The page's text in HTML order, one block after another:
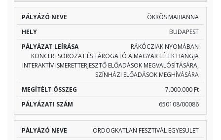
ÖKRÖS MARIANNA
BUDAPEST
RÁKÓCZIAK NYOMÁBAN
KONCERTSOROZAT ÉS TÁROGATÓ A MAGYAR LÉLEK HANGJA
INTERAKTÍV ISMERETTERJESZTŐ ELŐADÁSOK MEGVALÓSÍTÁSÁRA,
SZÍNHÁZI ELŐADÁSOK MEGHÍVÁSÁRA
7.000.000 Ft
650108/00086
ÖRDÖGKATLAN FESZTIVÁL EGYESÜLET